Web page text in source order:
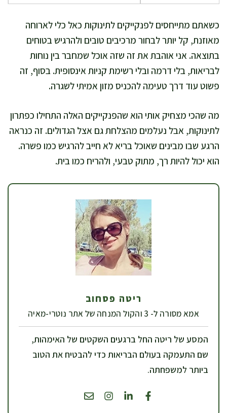
כשאתם מתייחסים לפנקייקים לתינוקות כאל כלי לארוחה
מאוזנת, קל יותר לבחור מרכיבים טובים ולהרגיש בטוחים
בתוצאה. אני אוהבת את זה שזה אוכל שמחבר בין נוחות
לבריאות, בלי דרמה ובלי רשימת קניות אינסופית. בסוף, זה
פשוט עוד דרך טעימה להכניס מזון אמיתי לשגרה.
מה שהכי מצחיק אותי הוא שהפנקייקים האלה התחילו כפתרון
לתינוקות, אבל נעלמים מהצלחת גם אצל הגדולים. זה כנראה
הרגע שבו מבינים שאוכל בריא לא חייב להרגיש כמו פשרה.
הוא יכול להיות רך, מתוק טבעי, ולהריח כמו בית.
ריטה פסחוב
אמא מסורה ל- 3 והקול המנחה של אתר נוטרי-מאיה
המסע של ריטה החל ברגעים השקטים של האימהות,
שם התעמקה בעולם הבריאות כדי להבטיח את הטוב
ביותר למשפחתה.